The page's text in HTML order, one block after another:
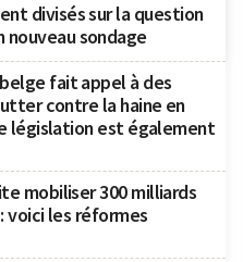
divisés sur la question
nouveau sondage
fait appel à des
contre la haine en
législation est également
mobiliser 300 milliards
voici les réformes